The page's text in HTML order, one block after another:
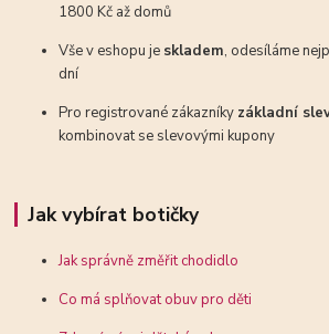
1800 Kč až domů
Vše v eshopu je skladem, odesíláme
dní
Pro registrované zákazníky základní
kombinovat se slevovými kupony
Jak vybírat botičky
Jak správně změřit chodidlo
Co má splňovat obuv pro děti